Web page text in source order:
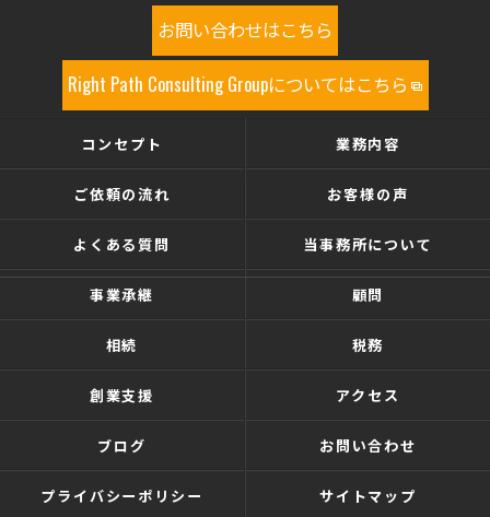
お問い合わせはこちら
Right Path Consulting Groupについてはこちら
コンセプト 業務内容
ご依頼の流れ お客様の声
よくある質問 当事務所について
事業承継 顧問
相続 税務
創業支援 アクセス
ブログ お問い合わせ
プライバシーポリシー サイトマップ